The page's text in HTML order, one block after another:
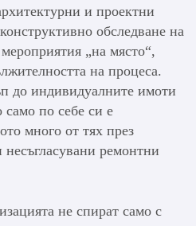
и проектни
обследване на
„на място“,
на процеса.
до индивидуалните имоти
само по себе си е
много от тях през
ремонтни
не спират само с